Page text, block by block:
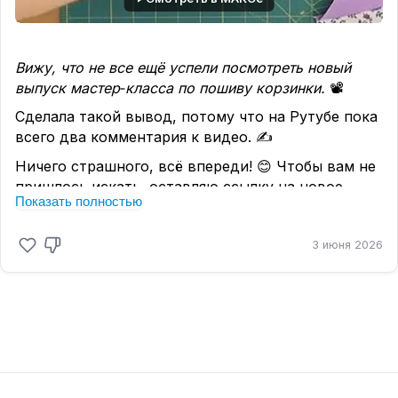
💝 Не забывайте, пожалуйста, отмечать посты
вашими любимыми эмоциями! →→
эмоции его украшают и заряжают хорошим
настроением! 🥰
#рукоделие #пэчворк #своимируками #корзинка
#творчество
Вижу, что не все ещё успели посмотреть новый
выпуск мастер‑класса по пошиву корзинки. 📽️
Сделала такой вывод, потому что на Рутубе пока
всего два комментария к видео. ✍️
Ничего страшного, всё впереди! 😊 Чтобы вам не
пришлось искать, оставляю ссылку на новое
видео ещё раз:
Шьём текстильную корзину из обрезков ткани:
МК «Утилизация лоскутов в упаковку для
подарка»
Показать полностью
3 июня 2026